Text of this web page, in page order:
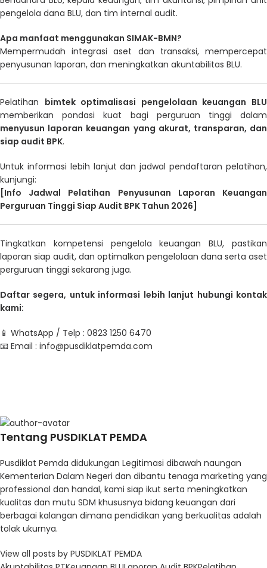
pengelola dana BLU, dan tim internal audit.
Apa manfaat menggunakan SIMAK-BMN?
Mempermudah integrasi aset dan transaksi, mempercepat
penyusunan laporan, dan meningkatkan akuntabilitas BLU.
Pelatihan bimtek optimalisasi pengelolaan keuangan BLU
memberikan pondasi kuat bagi perguruan tinggi dalam
menyusun laporan keuangan yang akurat, transparan, dan
siap audit BPK.
Untuk informasi lebih lanjut dan jadwal pendaftaran pelatihan,
kunjungi:
[Info Jadwal Pelatihan Penyusunan Laporan Keuangan
Perguruan Tinggi Siap Audit BPK Tahun 2026]
Tingkatkan kompetensi pengelola keuangan BLU, pastikan
laporan siap audit, dan optimalkan pengelolaan dana serta aset
perguruan tinggi sekarang juga.
Daftar segera, untuk informasi lebih lanjut hubungi kontak
kami:
📱 WhatsApp / Telp : 0823 1250 6470
📧 Email : info@pusdiklatpemda.com
Tentang PUSDIKLAT PEMDA
Pusdiklat Pemda didukungan Legitimasi dibawah naungan
Kementerian Dalam Negeri dan dibantu tenaga marketing yang
professional dan handal, kami siap ikut serta meningkatkan
kualitas dan mutu SDM khususnya bidang keuangan dari
berbagai kalangan dimana pendidikan yang berkualitas adalah
tolak ukurnya.
View all posts by PUSDIKLAT PEMDA